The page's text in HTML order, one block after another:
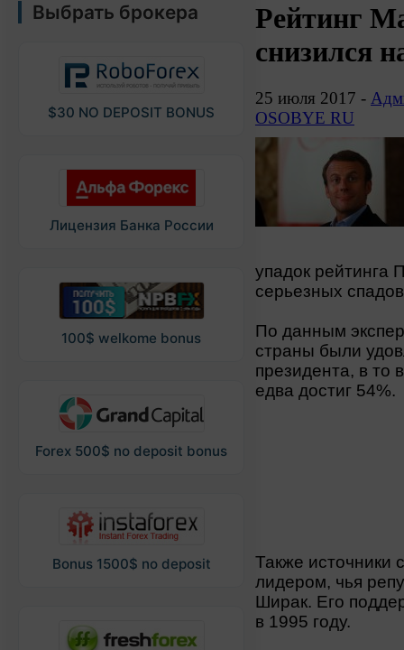
Выбрать брокера
$30 NO DEPOSIT BONUS
Лицензия Банка России
100$ welkome bonus
Forex 500$ no deposit bonus
Bonus 1500$ no deposit
Рейтинг
снизился
25 июля 2017 -
OSOBYE RU
упадок рейтинга
серьезных
По данным
страны были
президента, в то
едва достиг 54%.
Также источники
лидером, чья
Ширак. Его
в 1995 году.